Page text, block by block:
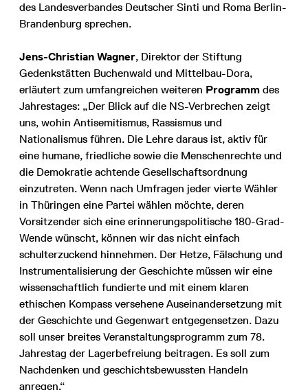
des Landesverbandes Deutscher Sinti und Roma Berlin-
Brandenburg sprechen.
Jens-Christian Wagner, Direktor der Stiftung
Gedenkstätten Buchenwald und Mittelbau-Dora,
erläutert zum umfangreichen weiteren Programm des
Jahrestages: „Der Blick auf die NS-Verbrechen zeigt
uns, wohin Antisemitismus, Rassismus und
Nationalismus führen. Die Lehre daraus ist, aktiv für
eine humane, friedliche sowie die Menschenrechte und
die Demokratie achtende Gesellschaftsordnung
einzutreten. Wenn nach Umfragen jeder vierte Wähler
in Thüringen eine Partei wählen möchte, deren
Vorsitzender sich eine erinnerungspolitische 180-Grad-
Wende wünscht, können wir das nicht einfach
schulterzuckend hinnehmen. Der Hetze, Fälschung und
Instrumentalisierung der Geschichte müssen wir eine
wissenschaftlich fundierte und mit einem klaren
ethischen Kompass versehene Auseinandersetzung mit
der Geschichte und Gegenwart entgegensetzen. Dazu
soll unser breites Veranstaltungsprogramm zum 78.
Jahrestag der Lagerbefreiung beitragen. Es soll zum
Nachdenken und geschichtsbewussten Handeln
anregen.“